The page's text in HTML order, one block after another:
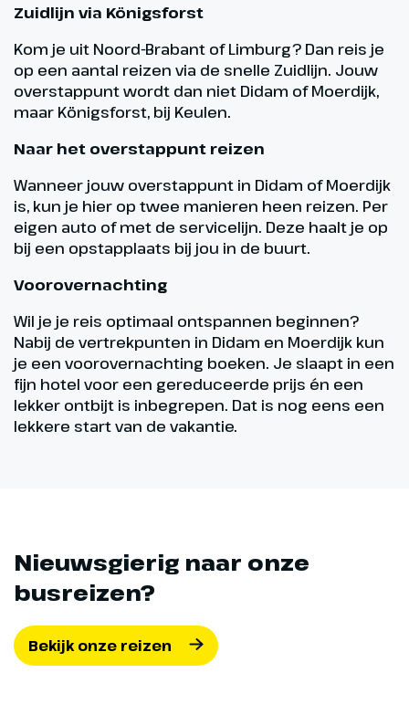
Zuidlijn via Königsforst
Kom je uit Noord-Brabant of Limburg? Dan reis je
op een aantal reizen via de snelle Zuidlijn. Jouw
overstappunt wordt dan niet Didam of Moerdijk,
maar Königsforst, bij Keulen.
Naar het overstappunt reizen
Wanneer jouw overstappunt in Didam of Moerdijk
is, kun je hier op twee manieren heen reizen. Per
eigen auto of met de servicelijn. Deze haalt je op
bij een opstapplaats bij jou in de buurt.
Voorovernachting
Wil je je reis optimaal ontspannen beginnen?
Nabij de vertrekpunten in Didam en Moerdijk kun
je een voorovernachting boeken. Je slaapt in een
fijn hotel voor een gereduceerde prijs én een
lekker ontbijt is inbegrepen. Dat is nog eens een
lekkere start van de vakantie.
Nieuwsgierig naar onze
busreizen?
Bekijk onze reizen